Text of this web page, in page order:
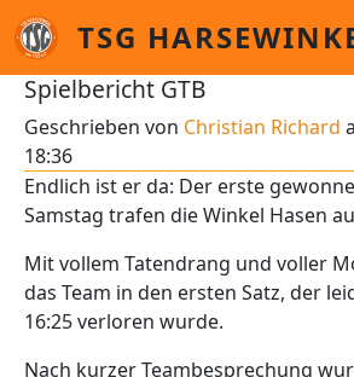
Direkt zum Inhalt
TSG
Spielbericht GTB
Geschrieben von Christian Richard
18:36
Endlich ist er da: Der erste
Samstag trafen die Winkel Hasen
Mit vollem Tatendrang und voller
das Team in den ersten Satz, der
16:25 verloren wurde.
Nach kurzer Teambesprechung